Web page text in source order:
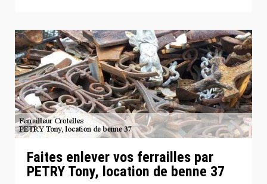
Faites enlever vos ferrailles par
PETRY Tony, location de benne 37